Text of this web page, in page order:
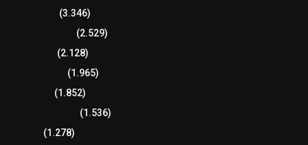
(3.346)
(2.529)
(2.128)
(1.965)
(1.852)
(1.536)
(1.278)